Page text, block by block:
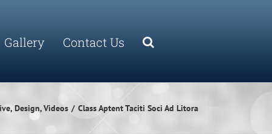
Gallery Contact Us
Design Videos Class Aptent Taciti Soci Ad Litora